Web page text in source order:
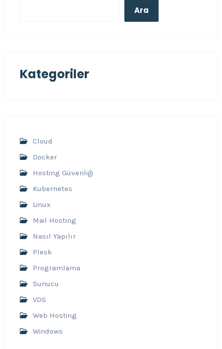
Ara
Kategoriler
Cloud
Docker
Hosting Güvenliği
Kubernetes
Linux
Mail Hosting
Nasıl Yapılır
Plesk
Programlama
Sunucu
VDS
Web Hosting
Windows